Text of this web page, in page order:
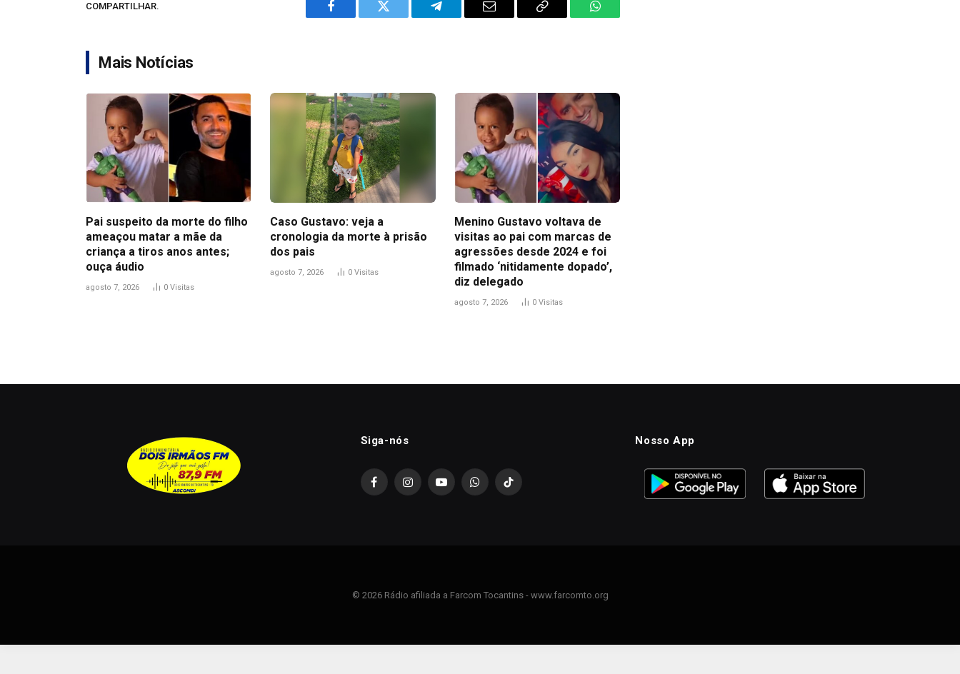
COMPARTILHAR.
Facebook Twitter Telegram Email
Copy
WhatsApp
Mais Notícias
Pai suspeito da morte do filho
ameaçou matar a mãe da
criança a tiros anos antes;
ouça áudio
agosto 7, 2026 0 Visitas
Caso Gustavo: veja a
cronologia da morte à prisão
dos pais
agosto 7, 2026 0 Visitas
Menino Gustavo voltava de
visitas ao pai com marcas de
agressões desde 2024 e foi
filmado ‘nitidamente dopado’,
diz delegado
agosto 7, 2026 0 Visitas
Siga-nós
FacebookInstagramYouTubeWhatsAppTikTok
Nosso App
© 2026 Rádio afiliada a Farcom Tocantins - www.farcomto.org